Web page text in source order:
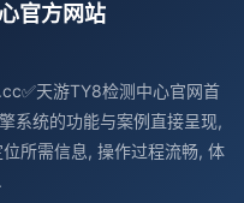
官方网站
天游TY8检测中心官网首
系统的功能与案例直接呈现,
所需信息, 操作过程流畅, 体